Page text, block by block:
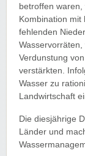
betroffen
Kombination mit
fehlenden
Verdunstung
verstärkten.
Wasser zu
Landwirtschaft
Die diesjährige
Länder und